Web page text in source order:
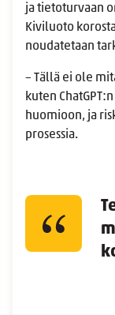
ja tietoturvaan
Kiviluoto
noudatetaan
– Tällä ei ole
kuten
huomioon, ja
prosessia.